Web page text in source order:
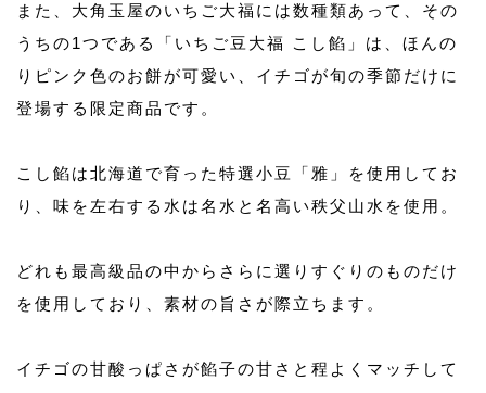
また、大角玉屋のいちご大福には数種類あって、その
うちの1つである「いちご豆大福 こし餡」は、ほんの
りピンク色のお餅が可愛い、イチゴが旬の季節だけに
登場する限定商品です。
こし餡は北海道で育った特選小豆「雅」を使用してお
り、味を左右する水は名水と名高い秩父山水を使用。
どれも最高級品の中からさらに選りすぐりのものだけ
を使用しており、素材の旨さが際立ちます。
イチゴの甘酸っぱさが餡子の甘さと程よくマッチして